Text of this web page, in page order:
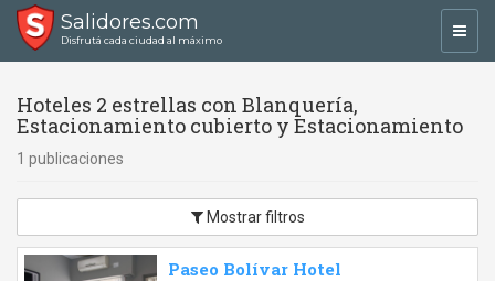
Salidores.com
Disfrutá cada ciudad al máximo
Hoteles 2 estrellas con Blanquería,
Estacionamiento cubierto y Estacionamiento
1 publicaciones
Mostrar filtros
Paseo Bolívar Hotel